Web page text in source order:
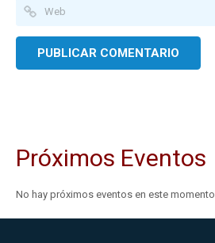
Próximos Eventos
No hay próximos eventos en este momento.